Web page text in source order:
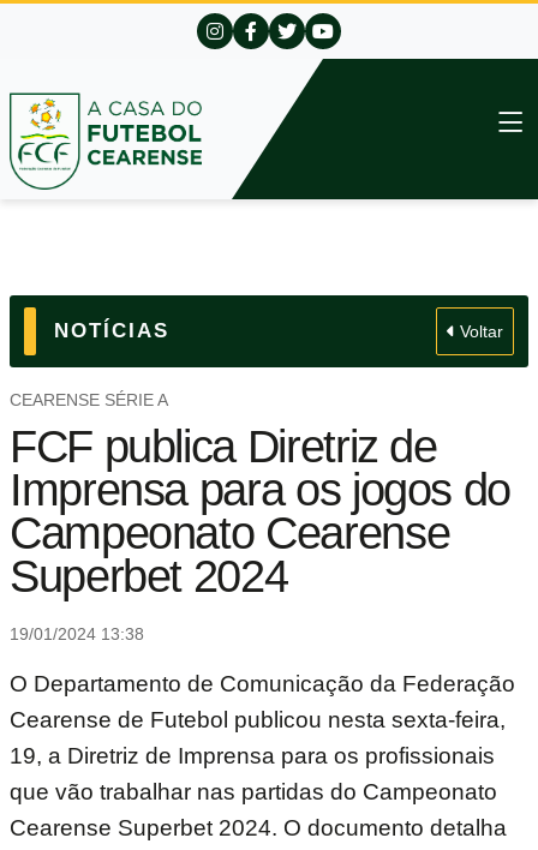
NOTÍCIAS Voltar
CEARENSE SÉRIE A
FCF publica Diretriz de
Imprensa para os jogos do
Campeonato Cearense
Superbet 2024
19/01/2024 13:38
O Departamento de Comunicação da Federação
Cearense de Futebol publicou nesta sexta-feira,
19, a Diretriz de Imprensa para os profissionais
que vão trabalhar nas partidas do Campeonato
Cearense Superbet 2024. O documento detalha